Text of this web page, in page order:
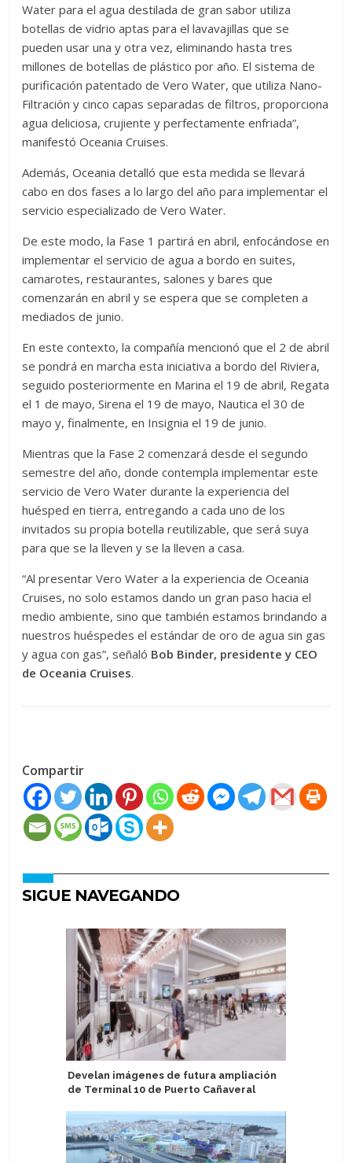
Water para el agua destilada de gran sabor utiliza
botellas de vidrio aptas para el lavavajillas que se
pueden usar una y otra vez, eliminando hasta tres
millones de botellas de plástico por año. El sistema de
purificación patentado de Vero Water, que utiliza Nano-
Filtración y cinco capas separadas de filtros, proporciona
agua deliciosa, crujiente y perfectamente enfriada”,
manifestó Oceania Cruises.
Además, Oceania detalló que esta medida se llevará
cabo en dos fases a lo largo del año para implementar el
servicio especializado de Vero Water.
De este modo, la Fase 1 partirá en abril, enfocándose en
implementar el servicio de agua a bordo en suites,
camarotes, restaurantes, salones y bares que
comenzarán en abril y se espera que se completen a
mediados de junio.
En este contexto, la compañía mencionó que el 2 de abril
se pondrá en marcha esta iniciativa a bordo del Riviera,
seguido posteriormente en Marina el 19 de abril, Regata
el 1 de mayo, Sirena el 19 de mayo, Nautica el 30 de
mayo y, finalmente, en Insignia el 19 de junio.
Mientras que la Fase 2 comenzará desde el segundo
semestre del año, donde contempla implementar este
servicio de Vero Water durante la experiencia del
huésped en tierra, entregando a cada uno de los
invitados su propia botella reutilizable, que será suya
para que se la lleven y se la lleven a casa.
“Al presentar Vero Water a la experiencia de Oceania
Cruises, no solo estamos dando un gran paso hacia el
medio ambiente, sino que también estamos brindando a
nuestros huéspedes el estándar de oro de agua sin gas
y agua con gas”, señaló Bob Binder, presidente y CEO
de Oceania Cruises.
Compartir
SIGUE NAVEGANDO
Develan imágenes de futura ampliación
de Terminal 10 de Puerto Cañaveral